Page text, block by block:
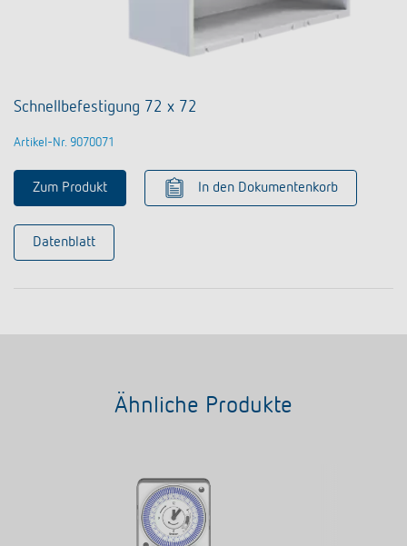
Schnellbefestigung 72 x 72
Artikel-Nr. 9070071
Zum Produkt In den Dokumentenkorb
Datenblatt
Ähnliche Produkte